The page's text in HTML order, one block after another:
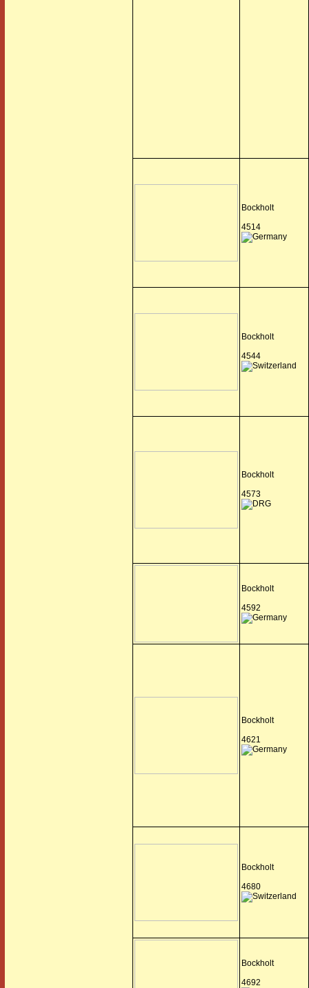
Bockholt
4514
Bockholt
4544
Bockholt
4573
Bockholt
4592
Bockholt
4621
Bockholt
4680
Bockholt
4692